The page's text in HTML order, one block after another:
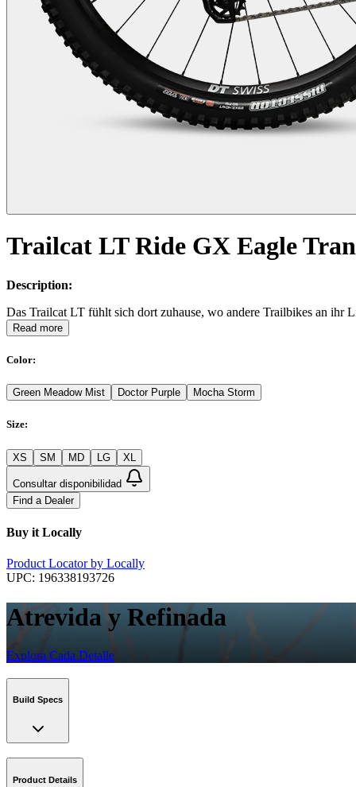
Trailcat LT Ride GX Eagle
Description:
Das Trailcat LT fühlt sich dort zuhause, wo andere Trailbikes an ihr
Read more
Color:
Green Meadow Mist Doctor Purple Mocha Storm
Size:
XS SM MD LG XL
Consultar disponibilidad
Find a Dealer
Buy it Locally
Product Locator by Locally
UPC: 196338193726
Atrevida y Refinada
Explora Cada Detalle
Build Specs
Product Details